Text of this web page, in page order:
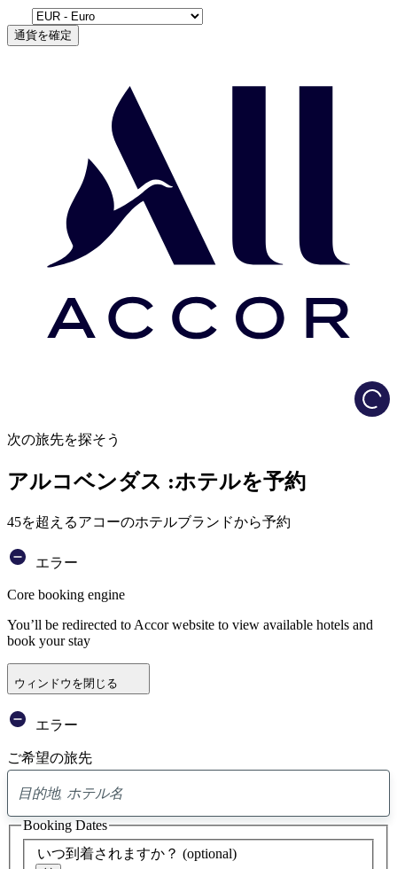
通貨を確定
次の旅先を探そう
アルコベンダス :ホテルを予約
45を超えるアコーのホテルブランドから予約
エラー
Core booking engine
You’ll be redirected to Accor website to view available hotels and
book your stay
ウィンドウを閉じる
エラー
ご希望の旅先
ア
ド
バ
イ
いつ到着されますか？ (optional)
Booking Dates